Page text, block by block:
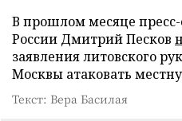
В прошлом месяце
России Дмитрий Песков
заявления литовского
Москвы атаковать
Текст: Вера Басилая